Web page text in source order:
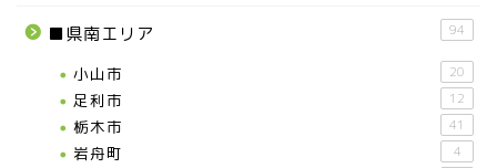
■県南エリア 94
小山市 20
足利市 12
栃木市 41
岩舟町 4